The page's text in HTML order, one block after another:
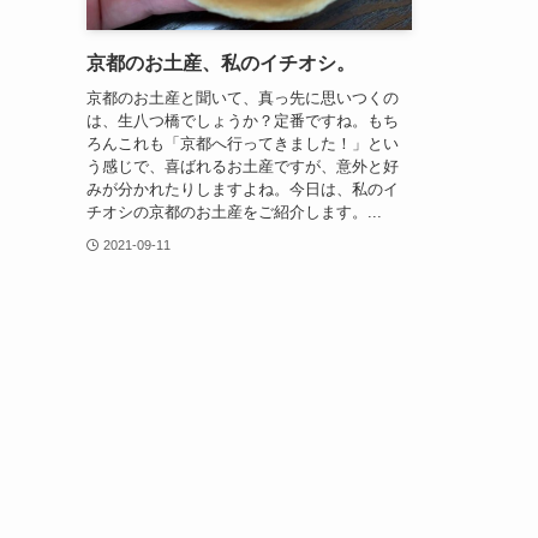
京都のお土産、私のイチオシ。
京都のお土産と聞いて、真っ先に思いつくの
は、生八つ橋でしょうか？定番ですね。もち
ろんこれも「京都へ行ってきました！」とい
う感じで、喜ばれるお土産ですが、意外と好
みが分かれたりしますよね。今日は、私のイ
チオシの京都のお土産をご紹介します。...
2021-09-11